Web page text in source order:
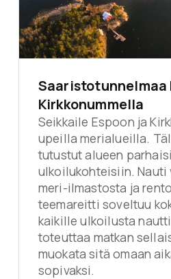
Saaristotunnelmaa
Kirkkonummella
Seikkaile Espoon ja
upeilla merialueilla.
tutustut alueen
ulkoilukohteisiin. Nauti
meri-ilmastosta ja
teemareitti soveltuu
kaikille ulkoilusta
toteuttaa matkan
muokata sitä omaan
sopivaksi.